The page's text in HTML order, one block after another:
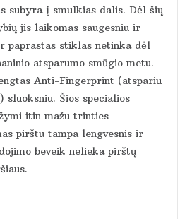
subyra į smulkias dalis. Dėl šių
jis laikomas saugesniu ir
paprastas stiklas netinka dėl
atsparumo smūgio metu.
Anti-Fingerprint (atspariu
sluoksniu. Šios specialios
itin mažu trinties
pirštu tampa lengvesnis ir
beveik nelieka pirštų